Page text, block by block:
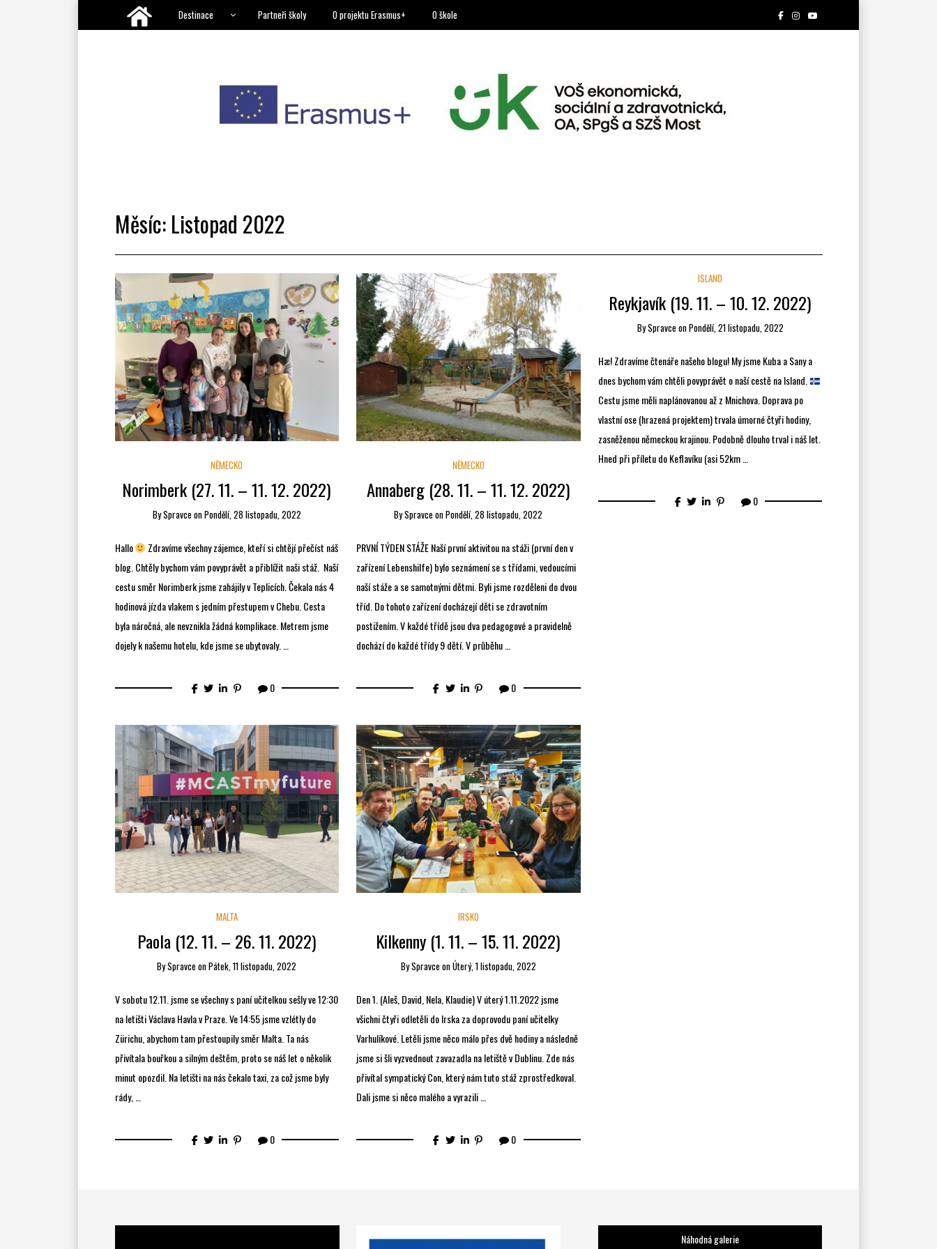
Destinace Partneři školy O projektu Erasmus+ O škole
Měsíc:Listopad 2022
NĚMECKO
Norimberk (27. 11. – 11. 12. 2022)
BySpravce onPondělí, 28 listopadu, 2022
Hallo
Zdravíme všechny zájemce, kteří si chtějí přečíst náš
blog. Chtěly bychom vám povyprávět a přiblížit naši stáž. Naší
cestu směr Norimberk jsme zahájily v Teplicích. Čekala nás 4
hodinová jízda vlakem s jedním přestupem v Chebu. Cesta
byla náročná, ale nevznikla žádná komplikace. Metrem jsme
dojely k našemu hotelu, kde jsme se ubytovaly. …
0
NĚMECKO
Annaberg (28. 11. – 11. 12. 2022)
BySpravce onPondělí, 28 listopadu, 2022
PRVNÍ TÝDEN STÁŽE Naší první aktivitou na stáži (první den v
zařízení Lebenshilfe) bylo seznámení se s třídami, vedoucími
naší stáže a se samotnými dětmi. Byli jsme rozděleni do dvou
tříd. Do tohoto zařízení docházejí děti se zdravotním
postižením. V každé třídě jsou dva pedagogové a pravidelně
dochází do každé třídy 9 dětí. V průběhu …
0
ISLAND
Reykjavík (19. 11. – 10. 12. 2022)
BySpravce onPondělí, 21 listopadu, 2022
Hæ! Zdravíme čtenáře našeho blogu! My jsme Kuba a Sany a
dnes bychom vám chtěli povyprávět o naší cestě na Island.
Cestu jsme měli naplánovanou až z Mnichova. Doprava po
vlastní ose (hrazená projektem) trvala úmorné čtyři hodiny,
zasněženou německou krajinou. Podobně dlouho trval i náš let.
Hned při příletu do Keflavíku (asi 52km …
0
MALTA
Paola (12. 11. – 26. 11. 2022)
BySpravce onPátek, 11 listopadu, 2022
V sobotu 12.11. jsme se všechny s paní učitelkou sešly ve 12:30
na letišti Václava Havla v Praze. Ve 14:55 jsme vzlétly do
Zürichu, abychom tam přestoupily směr Malta. Ta nás
přivítala bouřkou a silným deštěm, proto se náš let o několik
minut opozdil. Na letišti na nás čekalo taxi, za což jsme byly
rády, …
0
IRSKO
Kilkenny (1. 11. – 15. 11. 2022)
BySpravce onÚterý, 1 listopadu, 2022
Den 1. (Aleš, David, Nela, Klaudie) V úterý 1.11.2022 jsme
všichni čtyři odletěli do Irska za doprovodu paní učitelky
Varhulíkové. Letěli jsme něco málo přes dvě hodiny a následně
jsme si šli vyzvednout zavazadla na letiště v Dublinu. Zde nás
přivítal sympatický Con, který nám tuto stáž zprostředkoval.
Dali jsme si něco malého a vyrazili …
0
Video
Náhodná galerie